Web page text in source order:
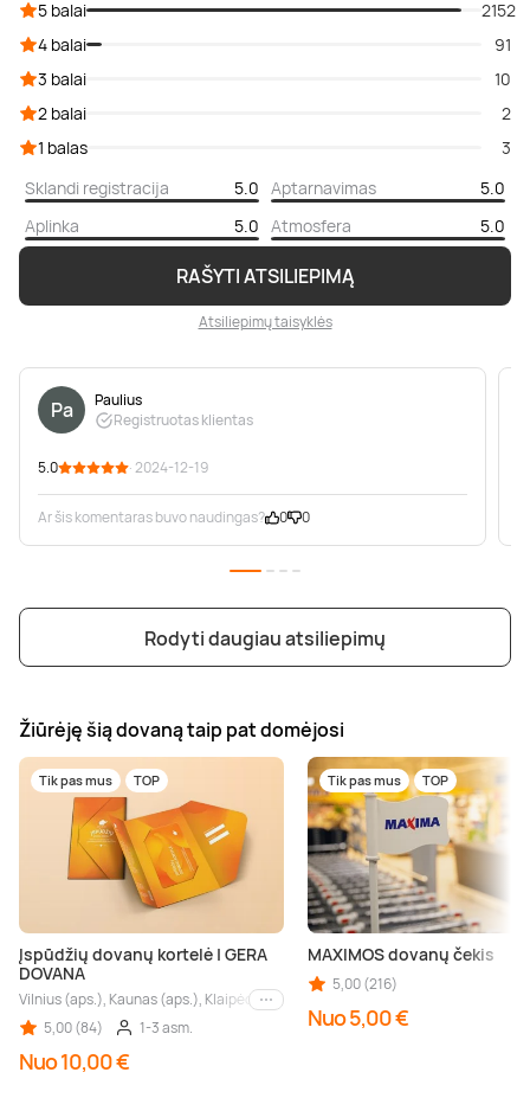
RAŠYTI ATSILIEPIMĄ
Atsiliepimų taisyklės
5 balai
2152
4 balai
91
3 balai
10
2 balai
2
1 balas
3
Sklandi registracija
5.0 Aptarnavimas
5.0
Aplinka
5.0 Atmosfera 5.0
Pa
Paulius
Registruotas klientas
5.0 · 2024-12-19
Ar šis komentaras buvo naudingas? 0 0
Rodyti daugiau atsiliepimų
Žiūrėję šią dovaną taip pat domėjosi
Tik pas mus TOP
Įspūdžių dovanų kortelė | GERA
DOVANA
Vilnius (aps.), Kaunas (aps.), Klaipėda (aps.), Palanga (aps.), Nida (aps.),
Kiti miestai
5,00 (84)
1-3 asm.
Nuo 10,00 €
Tik pas mus TOP
MAXIMOS dovanų čekis
5,00 (216)
Nuo 5,00 €